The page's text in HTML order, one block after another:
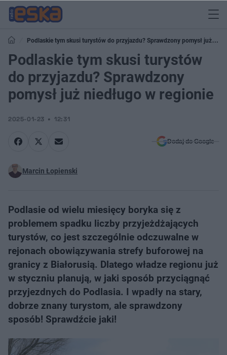
Podlaskie tym skusi turystów do przyjazdu? Sprawdzony pomysł już
niedługo w regionie
Podlaskie tym skusi turystów
do przyjazdu? Sprawdzony
pomysł już niedługo w regionie
2025-01-23 12:31
Dodaj do Google
Marcin Łopienski
Podlasie od wielu miesięcy boryka się z
problemem spadku liczby przyjeżdżających
turystów, co jest szczególnie odczuwalne w
rejonach obowiązywania strefy buforowej na
granicy z Białorusią. Dlatego władze regionu już
w styczniu planują, w jaki sposób przyciągnąć
przyjezdnych do Podlasia. I wpadły na stary,
dobrze znany turystom, ale sprawdzony
sposób! Sprawdźcie jaki!